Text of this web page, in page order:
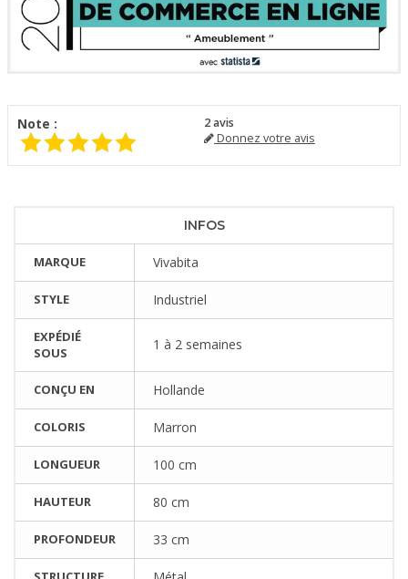
Note : 2avis
Donnez votre avis
INFOS
MARQUE Vivabita
STYLE Industriel
EXPÉDIÉ
SOUS
1 à 2 semaines
CONÇU EN Hollande
COLORIS Marron
LONGUEUR 100 cm
HAUTEUR 80 cm
PROFONDEUR 33 cm